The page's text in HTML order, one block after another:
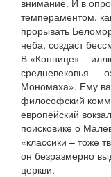
внимание. И в
темпераментом,
прорывать
неба, создаст
В «Коннице» –
средневековья —
Мономаха». Ему
философский
европейский
поисковике о
«классики – тоже
он безразмерно
церкви.